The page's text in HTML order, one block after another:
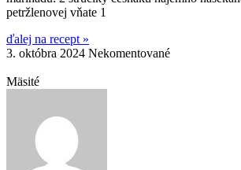
petržlenovej vňate 1
ďalej na recept »
3. októbra 2024 Nekomentované
Mäsité